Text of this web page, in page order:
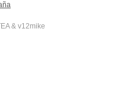
& v12mike